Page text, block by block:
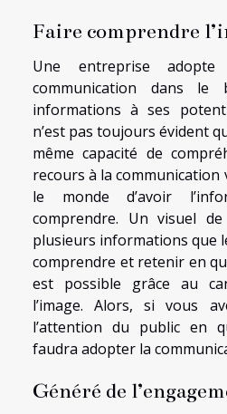
Faire comprendre
Une entreprise
communication dans
informations à ses
n’est pas toujours évident
même capacité de
recours à la
le monde d’avoir
comprendre. Un visuel
plusieurs informations que
comprendre et retenir en
est possible grâce au
l’image. Alors, si vous
l’attention du public en
faudra adopter la
Généré de